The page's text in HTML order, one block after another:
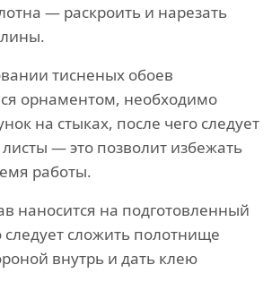
— раскроить и нарезать
тисненых обоев
орнаментом, необходимо
на стыках, после чего следует
— это позволит избежать
работы.
наносится на подготовленный
следует сложить полотнище
внутрь и дать клею